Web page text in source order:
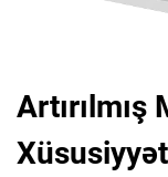
Artırılmış